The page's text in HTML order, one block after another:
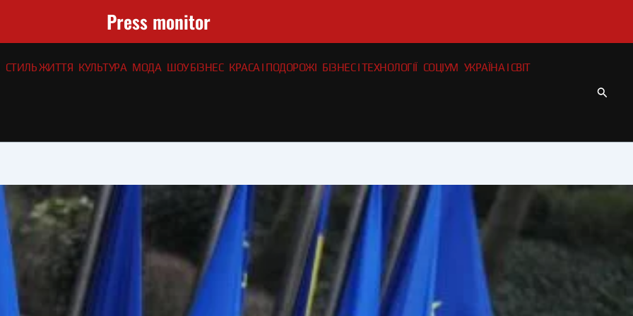
Press monitor
СТИЛЬ ЖИТТЯ КУЛЬТУРА МОДА ШОУ БІЗНЕС КРАСА І ПОДОРОЖІ БІЗНЕС І ТЕХНОЛОГІЇ СОЦІУМ УКРАЇНА І СВІТ